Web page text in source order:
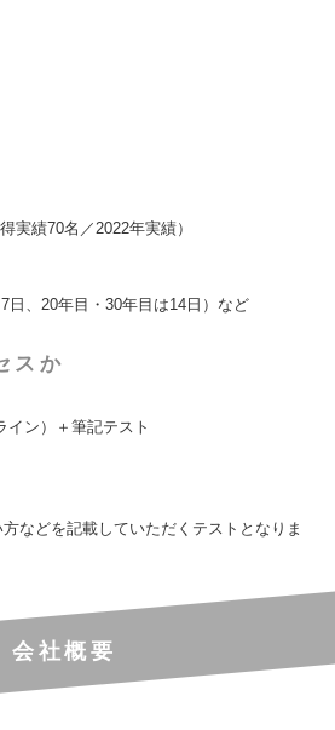
実績70名／2022年実績）
日、20年目・30年目は14日）など
スか
イン）＋筆記テスト
などを記載していただくテストとなりま
会社概要